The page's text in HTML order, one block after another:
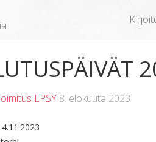
LPSY 8. elokuuta 2023